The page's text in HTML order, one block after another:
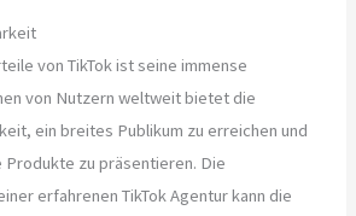
von TikTok ist seine immense
von Nutzern weltweit bietet die
ein breites Publikum zu erreichen und
zu präsentieren. Die
erfahrenen TikTok Agentur kann die